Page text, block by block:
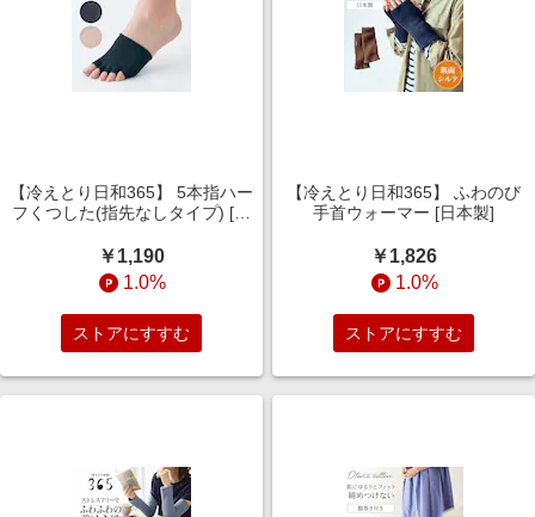
【冷えとり日和365】 5本指ハー
フくつした(指先なしタイプ) [日
￥1,190
1.0%
ストアにすすむ
【冷えとり日和365】 ふわのび
手首ウォーマー [日本製]
￥1,826
1.0%
ストアにすすむ